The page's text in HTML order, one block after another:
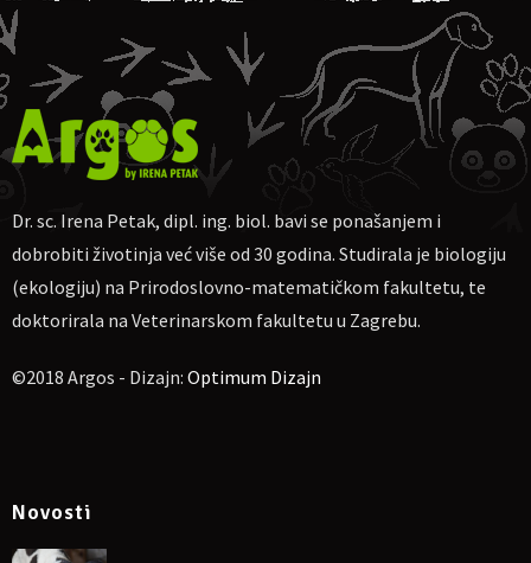
On-line ulaznice
Cijena sudjelovanja za jednu osobu je
25 € . Nakon odslušanog
webinara dobiva uvjerenje o sudjelovanju.
€.
Za uplatu:IBANHR4623600001102710189, obrt Argos, vl. Irena
Petak.
Ako nekome više odgovara, moguća uplata naPayPal
Molim naznačiti: „Za webinar o obogaćenju okoliša za pse 7. 7.
2025.“, te pošaljite potvrdu o uplati na e-mail
Napomena: sudjelovanje na webinaru može se otkazati
Dr. sc. Irena Petak, dipl. ing. biol. bavi se ponašanjem i
dobrobiti životinja već više od 30 godina. Studirala je biologiju
(ekologiju) na Prirodoslovno-matematičkom fakultetu, te
doktorirala na Veterinarskom fakultetu u Zagrebu.
©2018 Argos - Dizajn: Optimum Dizajn
Novosti